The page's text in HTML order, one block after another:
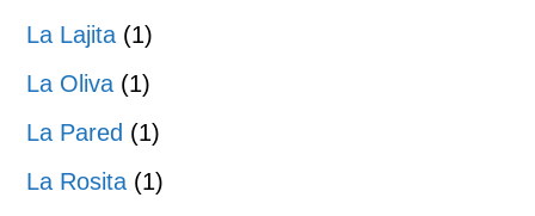
La Lajita (1)
La Oliva (1)
La Pared (1)
La Rosita (1)